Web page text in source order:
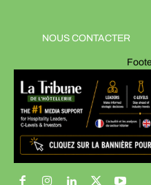
NOUS CONTACTER